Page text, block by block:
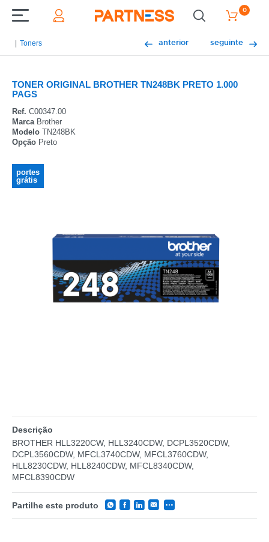
0
Toners anterior seguinte
TONER ORIGINAL BROTHER TN248BK PRETO 1.000
PAGS
Ref. C00347.00
MarcaBrother
Modelo TN248BK
Opção Preto
portes
grátis
Descrição
BROTHER HLL3220CW, HLL3240CDW, DCPL3520CDW,
DCPL3560CDW, MFCL3740CDW, MFCL3760CDW,
HLL8230CDW, HLL8240CDW, MFCL8340CDW,
MFCL8390CDW
Partilhe este produto